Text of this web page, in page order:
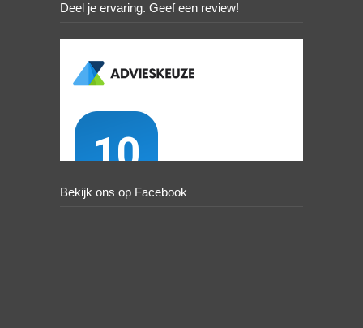
Deel je ervaring. Geef een review!
Bekijk ons op Facebook